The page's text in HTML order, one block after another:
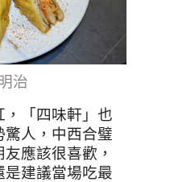
治
「四味軒」也
驚人，中西合璧
應該很喜歡，
是建議當場吃最